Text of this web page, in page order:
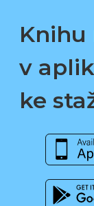
Knihu
v
ke